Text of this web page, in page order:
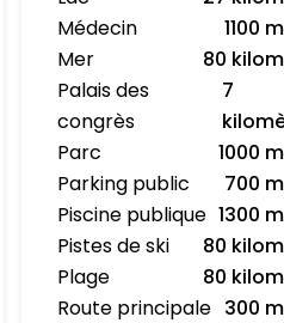
Médecin
1100
Mer
80
Palais des
congrès
7
Parc
1000
Parking public
700
Piscine publique 1300
Pistes de ski
80
Plage
80
Route principale 300